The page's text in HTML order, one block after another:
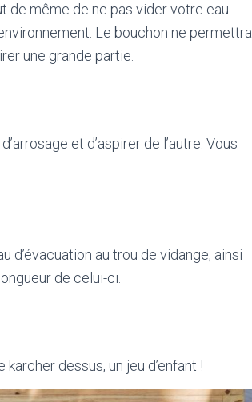
de même de ne pas vider votre eau
Le bouchon ne permettra
une grande partie.
et d’aspirer de l’autre. Vous
d’évacuation au trou de vidange, ainsi
de celui-ci.
dessus, un jeu d’enfant !